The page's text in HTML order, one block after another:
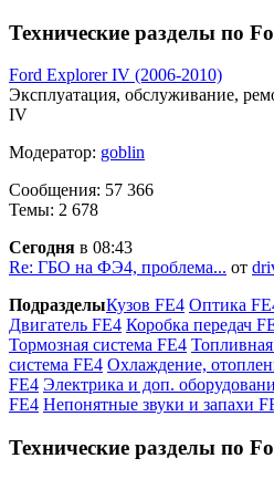
Технические разделы по
Ford Explorer IV (2006-2010)
Эксплуатация, обслуживание,
IV
Модератор: goblin
Сообщения: 57 366
Темы: 2 678
Сегодня в 08:43
Re: ГБО на ФЭ4, проблема... от
ПодразделыКузов FE4 Оптика
Двигатель FE4 Коробка передач
Тормозная система FE4
система FE4 Охлаждение,
FE4 Электрика и доп.
FE4 Непонятные звуки и запахи
Технические разделы по